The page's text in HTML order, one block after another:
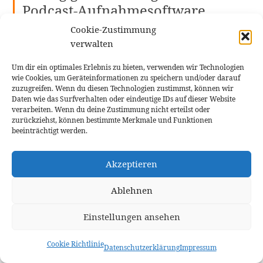
Cookie-Zustimmung
verwalten
Um dir ein optimales Erlebnis zu bieten, verwenden wir Technologien
wie Cookies, um Geräteinformationen zu speichern und/oder darauf
zuzugreifen. Wenn du diesen Technologien zustimmst, können wir
Daten wie das Surfverhalten oder eindeutige IDs auf dieser Website
verarbeiten. Wenn du deine Zustimmung nicht erteilst oder
zurückziehst, können bestimmte Merkmale und Funktionen
beeinträchtigt werden.
Akzeptieren
Ablehnen
Einstellungen ansehen
Cookie RichtlinieDatenschutzerklärungImpressum
Podcast-Aufnahmesoftware
Welche Funktionen sind bei Podcast-
Aufnahmesoftware besonders wichtig?
wichtigsten Funktionen sind eine hochwertige
Audioaufnahme, leistungsfähige
Bearbeitungsmöglichkeiten, Mehrspuraufnahme,
einfacher Export in gängige Formate sowie eine
intuitive Bedienbarkeit.
teure Software kaufen?
Nein, es gibt viele
kostenlose Podcast-Aufnahmesoftware-Lösungen,
die eine hervorragende Audioqualität ermöglichen.
Hindenburg Journalist bieten leistungsfähige
Kann ich meinen Podcast auch komplett über